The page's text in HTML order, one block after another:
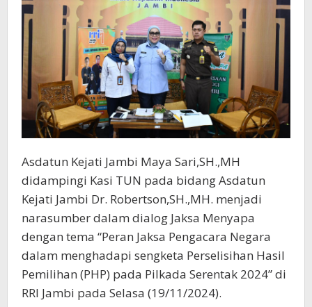
Sengketa
PHP
Pilkada
2024
Asdatun Kejati Jambi Maya Sari,SH.,MH
didampingi Kasi TUN pada bidang Asdatun
Kejati Jambi Dr. Robertson,SH.,MH. menjadi
narasumber dalam dialog Jaksa Menyapa
dengan tema “Peran Jaksa Pengacara Negara
dalam menghadapi sengketa Perselisihan Hasil
Pemilihan (PHP) pada Pilkada Serentak 2024” di
RRI Jambi pada Selasa (19/11/2024).